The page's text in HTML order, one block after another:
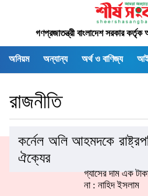
গণপ্রজাতন্ত্রী বাংলাদেশ সরকার
অনিয়ম অন্যান্য অর্থ ও বাণিজ্য
রাজনীতি
কর্নেল অলি আহমদকে
ঐক্যের
গ্যাসের দাম এক
না : নাহিদ ইসলাম